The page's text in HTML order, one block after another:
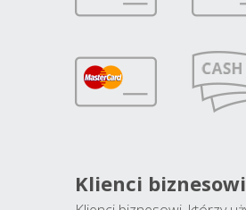
Klienci biznesowi